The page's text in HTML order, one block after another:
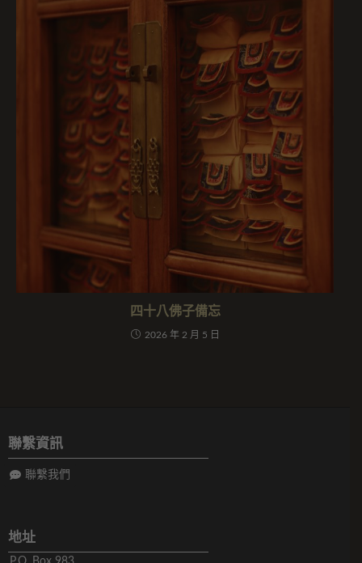
四十八佛子備忘
2026 年 2 月 5 日
聯繫資訊
聯繫我們
地址